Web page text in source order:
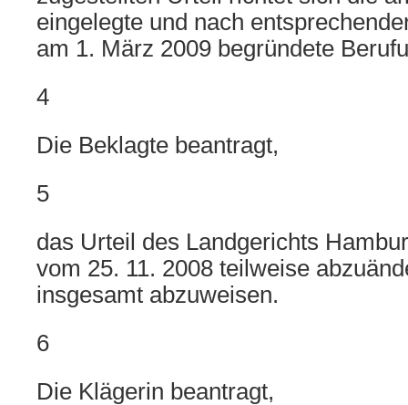
eingelegte und nach
am 1. März 2009 begründete
4
Die Beklagte beantragt,
5
das Urteil des Landgerichts
vom 25. 11. 2008 teilweise
insgesamt abzuweisen.
6
Die Klägerin beantragt,